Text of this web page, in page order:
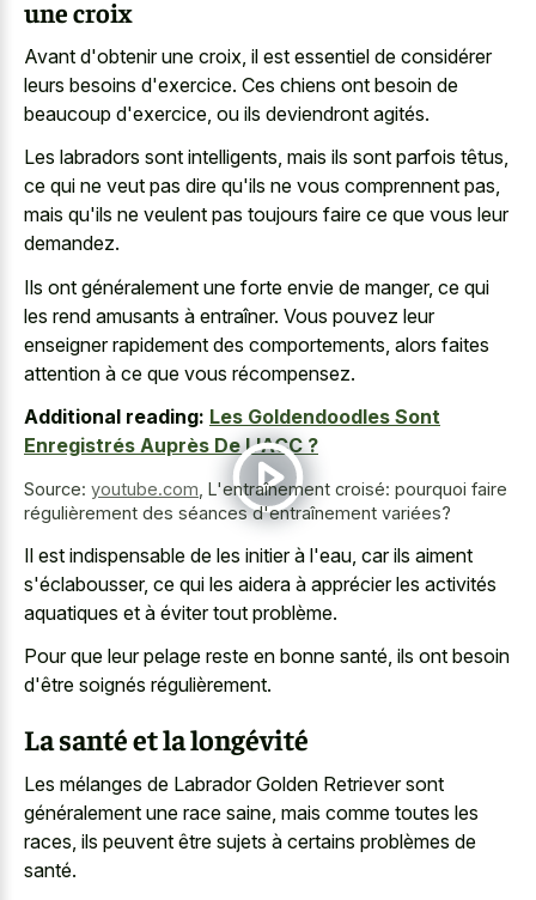
une croix
Avant d'obtenir une croix, il est essentiel de considérer
leurs besoins d'exercice. Ces chiens ont besoin de
beaucoup d'exercice, ou ils deviendront agités.
Les labradors sont intelligents, mais ils sont parfois têtus,
ce qui ne veut pas dire qu'ils ne vous comprennent pas,
mais qu'ils ne veulent pas toujours faire ce que vous leur
demandez.
Ils ont généralement une forte envie de manger, ce qui
les rend amusants à entraîner. Vous pouvez leur
enseigner rapidement des comportements, alors faites
attention à ce que vous récompensez.
Additional reading: Les Goldendoodles Sont
Enregistrés Auprès De L'ACC ?
Source: youtube.com L'entraînement croisé: pourquoi faire
régulièrement des séances d'entraînement variées?
Il est indispensable de les initier à l'eau, car ils aiment
s'éclabousser, ce qui les aidera à apprécier les activités
aquatiques et à éviter tout problème.
Pour que leur pelage reste en bonne santé, ils ont besoin
d'être soignés régulièrement.
La santé et la longévité
Les mélanges de Labrador Golden Retriever sont
généralement une race saine, mais comme toutes les
races, ils peuvent être sujets à certains problèmes de
santé.